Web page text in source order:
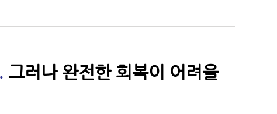
그러나 완전한 회복이 어려울